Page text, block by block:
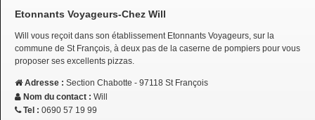
Etonnants Voyageurs-Chez Will
Will vous reçoit dans son établissement Etonnants Voyageurs, sur la
commune de St François, à deux pas de la caserne de pompiers pour vous
proposer ses excellents pizzas.
Adresse : Section Chabotte - 97118 St François
Nom du contact : Will
Tel : 0690 57 19 99